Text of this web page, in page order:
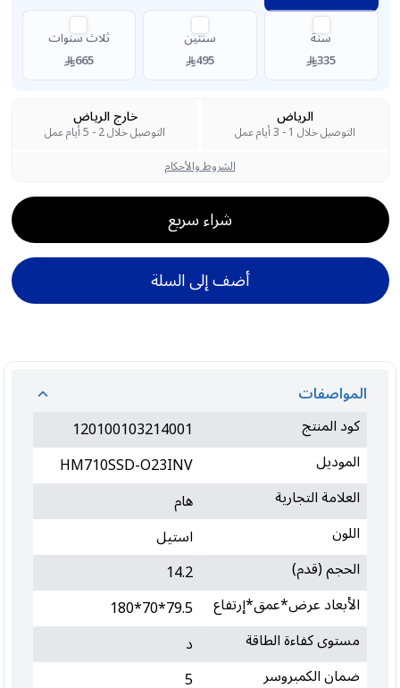
سنة
335
سنتين
495
ثلاث سنوات
665
الرياض
التوصيل خلال 1 - 3 أيام عمل
خارج الرياض
التوصيل خلال 2 - 5 أيام عمل
الشروط والأحكام
شراء سريع
أضف إلى السلة
المواصفات
كود المنتج
120100103214001
الموديل
HM710SSD-O23INV
العلامة التجارية
هام
اللون
استيل
الحجم (قدم)
14.2
الأبعاد عرض*عمق*إرتفاع
79.5*70*180
مستوى كفاءة الطاقة
د
ضمان الكمبروسر
5